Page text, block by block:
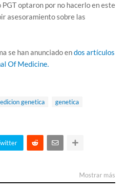
optaron por no hacerlo en este
asesoramiento sobre las
se han anunciado endos artículos
Of Medicine.
edicion genetica
genetica
Mostrar más